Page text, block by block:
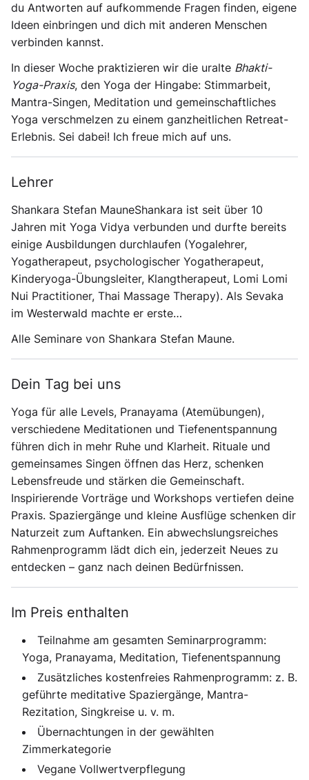
du Antworten auf aufkommende Fragen finden, eigene
Ideen einbringen und dich mit anderen Menschen
verbinden kannst.
In dieser Woche praktizieren wir die uralte Bhakti-
Yoga-Praxis, den Yoga der Hingabe: Stimmarbeit,
Mantra-Singen, Meditation und gemeinschaftliches
Yoga verschmelzen zu einem ganzheitlichen Retreat-
Erlebnis. Sei dabei! Ich freue mich auf uns.
Lehrer
Shankara Stefan MauneShankara ist seit über 10
Jahren mit Yoga Vidya verbunden und durfte bereits
einige Ausbildungen durchlaufen (Yogalehrer,
Yogatherapeut, psychologischer Yogatherapeut,
Kinderyoga-Übungsleiter, Klangtherapeut, Lomi Lomi
Nui Practitioner, Thai Massage Therapy). Als Sevaka
im Westerwald machte er erste…
Alle Seminare von Shankara Stefan Maune.
Dein Tag bei uns
Yoga für alle Levels, Pranayama (Atemübungen),
verschiedene Meditationen und Tiefenentspannung
führen dich in mehr Ruhe und Klarheit. Rituale und
gemeinsames Singen öffnen das Herz, schenken
Lebensfreude und stärken die Gemeinschaft.
Inspirierende Vorträge und Workshops vertiefen deine
Praxis. Spaziergänge und kleine Ausflüge schenken dir
Naturzeit zum Auftanken. Ein abwechslungsreiches
Rahmenprogramm lädt dich ein, jederzeit Neues zu
entdecken – ganz nach deinen Bedürfnissen.
Im Preis enthalten
Teilnahme am gesamten Seminarprogramm:
Yoga, Pranayama, Meditation, Tiefenentspannung
Zusätzliches kostenfreies Rahmenprogramm: z. B.
geführte meditative Spaziergänge, Mantra-
Rezitation, Singkreise u. v. m.
Übernachtungen in der gewählten
Zimmerkategorie
Vegane Vollwertverpflegung